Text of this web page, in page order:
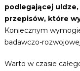
podlegającej
przepisów, które
Koniecznym
badawczo-
Warto w czasie